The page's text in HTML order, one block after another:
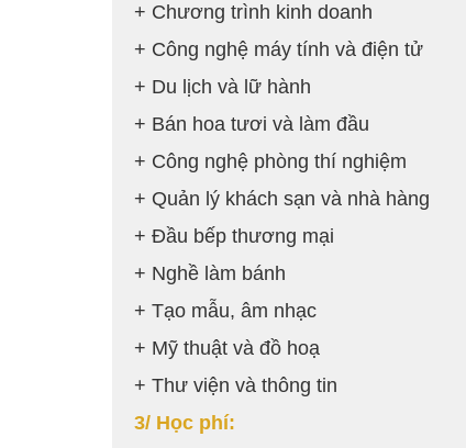
+ Chương trình kinh doanh
+ Công nghệ máy tính và điện tử
+ Du lịch và lữ hành
+ Bán hoa tươi và làm đầu
+ Công nghệ phòng thí nghiệm
+ Quản lý khách sạn và nhà hàng
+ Đầu bếp thương mại
+ Nghề làm bánh
+ Tạo mẫu, âm nhạc
+ Mỹ thuật và đồ hoạ
+ Thư viện và thông tin
3/ Học phí: